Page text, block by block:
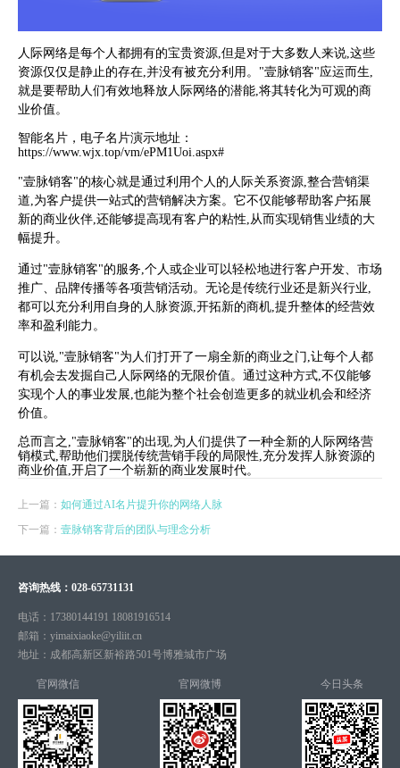
人际网络是每个人都拥有的宝贵资源,但是对于大多数人来说,这些
资源仅仅是静止的存在,并没有被充分利用。"壹脉销客"应运而生,
就是要帮助人们有效地释放人际网络的潜能,将其转化为可观的商
业价值。
智能名片，电子名片演示地址：
https://www.wjx.top/vm/ePM1Uoi.aspx#
"壹脉销客"的核心就是通过利用个人的人际关系资源,整合营销渠
道,为客户提供一站式的营销解决方案。它不仅能够帮助客户拓展
新的商业伙伴,还能够提高现有客户的粘性,从而实现销售业绩的大
幅提升。
通过"壹脉销客"的服务,个人或企业可以轻松地进行客户开发、市场
推广、品牌传播等各项营销活动。无论是传统行业还是新兴行业,
都可以充分利用自身的人脉资源,开拓新的商机,提升整体的经营效
率和盈利能力。
可以说,"壹脉销客"为人们打开了一扇全新的商业之门,让每个人都
有机会去发掘自己人际网络的无限价值。通过这种方式,不仅能够
实现个人的事业发展,也能为整个社会创造更多的就业机会和经济
价值。
总而言之,"壹脉销客"的出现,为人们提供了一种全新的人际网络营
销模式,帮助他们摆脱传统营销手段的局限性,充分发挥人脉资源的
商业价值,开启了一个崭新的商业发展时代。
上一篇： 如何通过AI名片提升你的网络人脉
下一篇： 壹脉销客背后的团队与理念分析
咨询热线： 028-65731131
电话： 17380144191 18081916514
邮箱： yimaixiaoke@yiliit.cn
地址： 成都高新区新裕路501号博雅城市广场
官网微信 官网微博 今日头条